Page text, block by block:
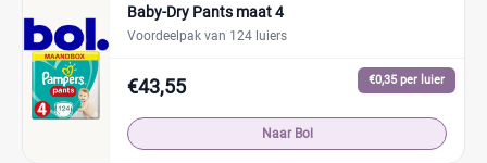
Baby-Dry Pants maat 4
Voordeelpak van 124 luiers
€0,35 per luier
€43,55
Naar Bol